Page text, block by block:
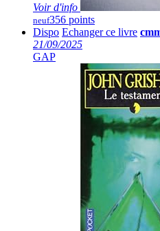
Voir d'info
neuf356 points
Dispo Echanger ce livre
21/09/2025
GAP